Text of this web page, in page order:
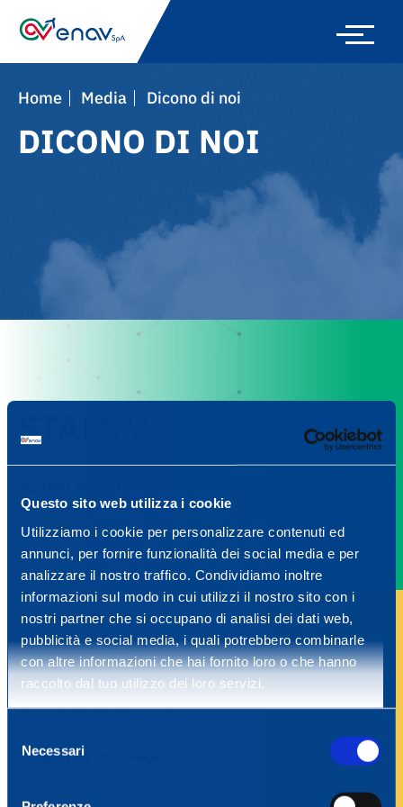
Questo sito web utilizza i cookie
Utilizziamo i cookie per personalizzare contenuti ed
annunci, per fornire funzionalità dei social media e per
analizzare il nostro traffico. Condividiamo inoltre
informazioni sul modo in cui utilizzi il nostro sito con i
nostri partner che si occupano di analisi dei dati web,
pubblicità e social media, i quali potrebbero combinarle
con altre informazioni che hai fornito loro o che hanno
raccolto dal tuo utilizzo dei loro servizi.
delNecessari
Home Media Dicono di noi
DICONO DI NOI
STAMPA
RADIO TV
SCOPRI DI PIÙ